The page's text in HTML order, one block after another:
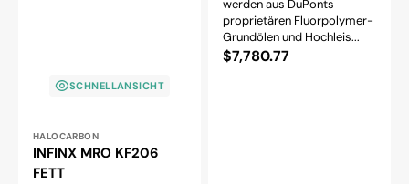
SCHNELLANSICHT
Anbieter:
HALOCARBON
INFINX MRO KF206
FETT
werden aus DuPonts
proprietären Fluorpolymer-
Grundölen und Hochleis...
Normaler
$7,780.77